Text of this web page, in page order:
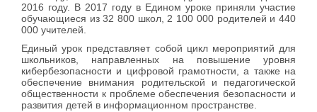
2016 году. В 2017 году в Едином уроке приняли участие
обучающиеся из 32 800 школ, 2 100 000 родителей и 440
000 учителей.
Единый урок представляет собой цикл мероприятий для
школьников, направленных на повышение уровня
кибербезопасности и цифровой грамотности, а также на
обеспечение внимания родительской и педагогической
общественности к проблеме обеспечения безопасности и
развития детей в информационном пространстве.